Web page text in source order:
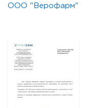
ООО "Верофарм"